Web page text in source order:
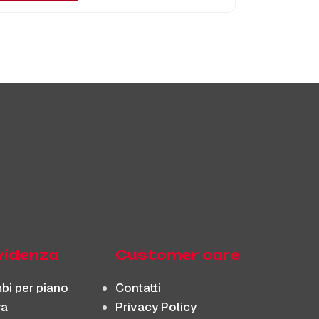
per piano
Customer care
Contatti
Privacy Policy